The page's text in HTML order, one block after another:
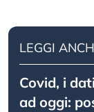
LEGGI
Covid, i
ad oggi: